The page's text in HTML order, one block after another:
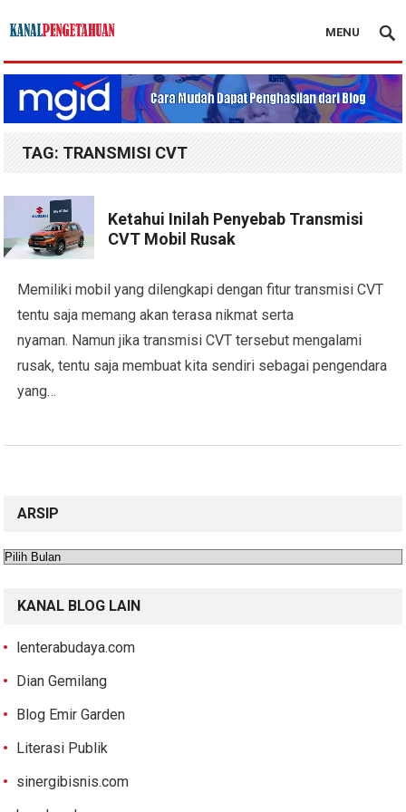
Kanal Pengetahuan
MENU
TAG: TRANSMISI CVT
Ketahui Inilah Penyebab Transmisi
CVT Mobil Rusak
Memiliki mobil yang dilengkapi dengan fitur transmisi CVT
tentu saja memang akan terasa nikmat serta
nyaman. Namun jika transmisi CVT tersebut mengalami
rusak, tentu saja membuat kita sendiri sebagai pengendara
yang…
ARSIP
Arsip
KANAL BLOG LAIN
lenterabudaya.com
Dian Gemilang
Blog Emir Garden
Literasi Publik
sinergibisnis.com